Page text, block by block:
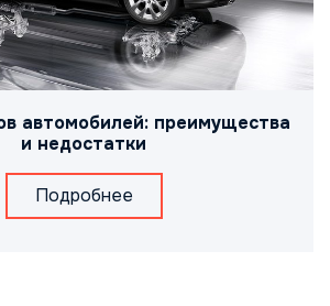
автомобилей: преимущества
и недостатки
Подробнее